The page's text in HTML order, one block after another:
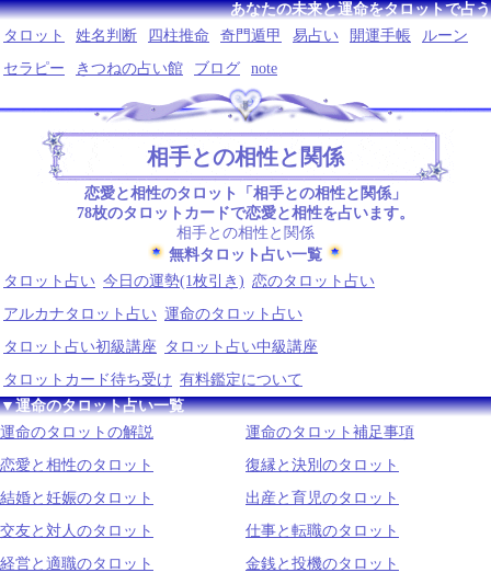
あなたの未来と運命をタロットで占う
タロット
姓名判断 四柱推命 奇門遁甲 易占い 開運手帳
ルーン
セラピー
きつねの占い館 ブログ note
相手との相性と関係
恋愛と相性のタロット「相手との相性と関係」
78枚のタロットカードで恋愛と相性を占います。
相手との相性と関係
無料タロット占い一覧
タロット占い 今日の運勢(1枚引き) 恋のタロット占い
アルカナタロット占い 運命のタロット占い
タロット占い初級講座
タロット占い中級講座
タロットカード待ち受け 有料鑑定について
▼運命のタロット占い一覧
運命のタロットの解説
運命のタロット補足事項
恋愛と相性のタロット
復縁と決別のタロット
結婚と妊娠のタロット
出産と育児のタロット
交友と対人のタロット
仕事と転職のタロット
経営と適職のタロット
金銭と投機のタロット